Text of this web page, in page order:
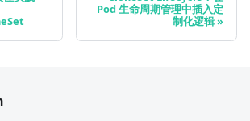
Pod 生命周期管理中插入定
制化逻辑